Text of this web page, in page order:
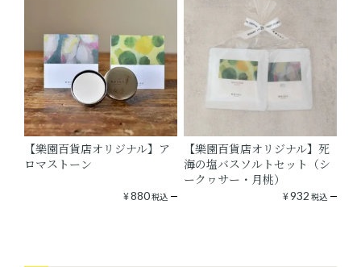
【樂園百貨店オリジナル】ア
ロマストーン
¥880税込
【樂園百貨店オリジナル】死
海の塩バスソルトセット（シ
ークヮサー・月桃）
¥932 税込